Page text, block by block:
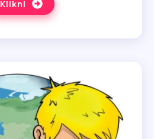
Klikni